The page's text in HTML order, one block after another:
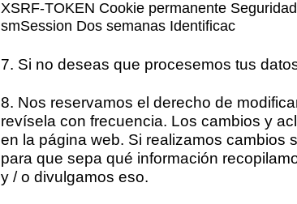
XSRF-TOKEN Cookie permanente Seguridad
smSession Dos semanas Identificac
7. Si no deseas que procesemos tus
8. Nos reservamos el derecho de
revísela con frecuencia. Los cambios y
en la página web. Si realizamos cambios
para que sepa qué información
y / o divulgamos eso.